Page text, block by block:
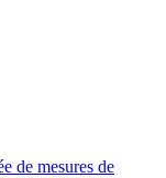
de mesures de